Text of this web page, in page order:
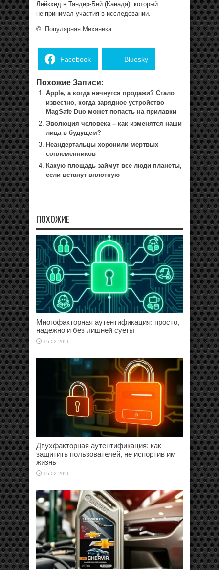
Лейкхед в Тандер-Бей (Канада), который
не принимал участия в исследовании.
© Популярная Механика
Facebook Bluesky
Похожие Записи:
Apple, а когда начнутся продажи? Стало
известно, когда зарядное устройство
MagSafe Duo может попасть на прилавки
Эволюция человека – как изменятся наши
лица в будущем?
Неандертальцы хоронили мертвых
соплеменников
Какую площадь займут все люди планеты,
если встанут вплотную
ПОХОЖИЕ
Многофакторная аутентификация: просто,
надежно и без лишней суеты
15.02.2026
Двухфакторная аутентификация: как
защитить пользователей, не испортив им
жизнь
15.02.2026